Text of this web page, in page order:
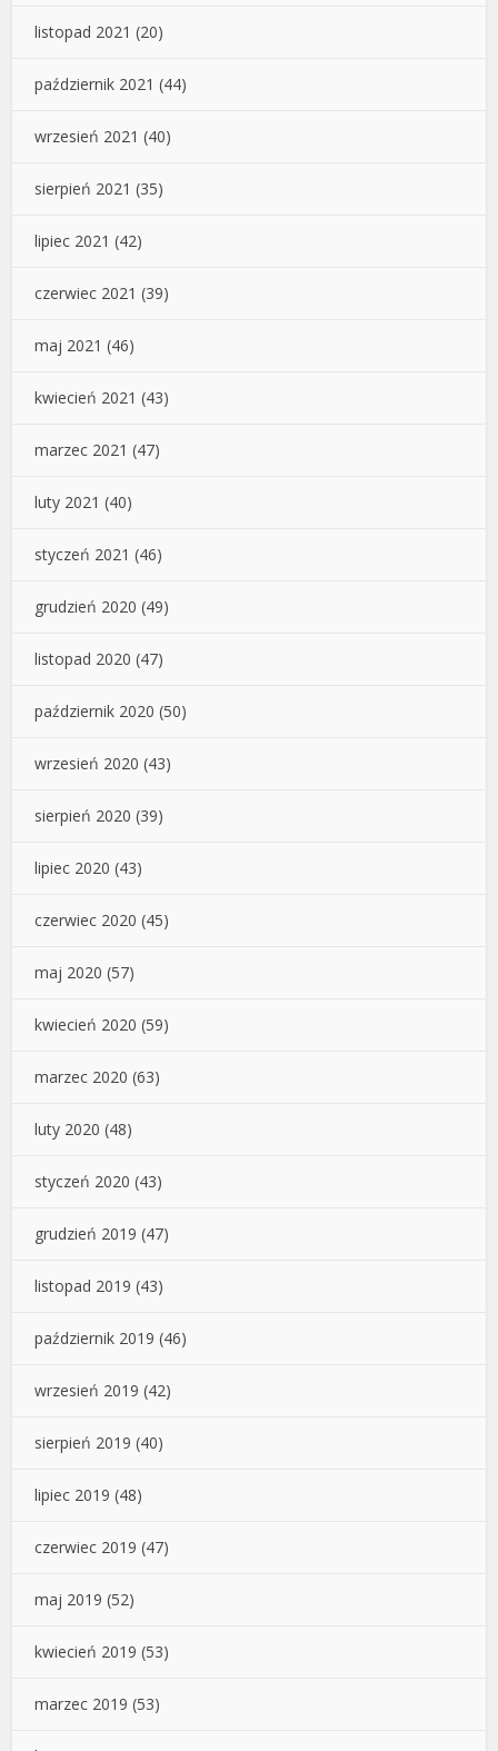
listopad 2021 (20)
październik 2021 (44)
wrzesień 2021 (40)
sierpień 2021 (35)
lipiec 2021 (42)
czerwiec 2021 (39)
maj 2021 (46)
kwiecień 2021 (43)
marzec 2021 (47)
luty 2021 (40)
styczeń 2021 (46)
grudzień 2020 (49)
listopad 2020 (47)
październik 2020 (50)
wrzesień 2020 (43)
sierpień 2020 (39)
lipiec 2020 (43)
czerwiec 2020 (45)
maj 2020 (57)
kwiecień 2020 (59)
marzec 2020 (63)
luty 2020 (48)
styczeń 2020 (43)
grudzień 2019 (47)
listopad 2019 (43)
październik 2019 (46)
wrzesień 2019 (42)
sierpień 2019 (40)
lipiec 2019 (48)
czerwiec 2019 (47)
maj 2019 (52)
kwiecień 2019 (53)
marzec 2019 (53)